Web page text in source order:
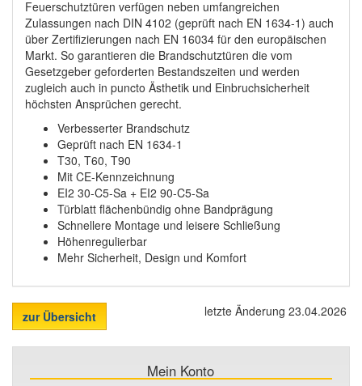
Feuerschutztüren verfügen neben umfangreichen
Zulassungen nach DIN 4102 (geprüft nach EN 1634-1) auch
über Zertifizierungen nach EN 16034 für den europäischen
Markt. So garantieren die Brandschutztüren die vom
Gesetzgeber geforderten Bestandszeiten und werden
zugleich auch in puncto Ästhetik und Einbruchsicherheit
höchsten Ansprüchen gerecht.
Verbesserter Brandschutz
Geprüft nach EN 1634-1
T30, T60, T90
Mit CE-Kennzeichnung
EI2 30-C5-Sa + EI2 90-C5-Sa
Türblatt flächenbündig ohne Bandprägung
Schnellere Montage und leisere Schließung
Höhenregulierbar
Mehr Sicherheit, Design und Komfort
zur Übersicht letzte Änderung 23.04.2026
Mein Konto